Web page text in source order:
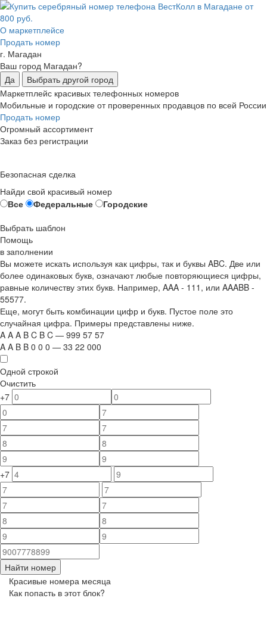
О маркетплейсе
Продать номер
г. Магадан
Ваш город Магадан?
Да
Выбрать другой город
Маркетплейс красивых телефонных номеров
Мобильные и городские от проверенных продавцов по всей России
Продать номер
Огромный ассортимент
Заказ без регистрации
Безопасная сделка
Найди свой красивый номер
Все
Федеральные
Городские
Выбрать шаблон
Помощь
в заполнении
Вы можете искать используя как цифры, так и буквы ABC. Две или
более одинаковых букв, означают любые повторяющиеся цифры,
равные количеству этих букв. Например, AAA - 111 , или AAABB -
55577.
Еще, могут быть комбинации цифр и букв. Пустое поле это
случайная цифра. Примеры представлены ниже.
A A A B C B C — 999 57 57
A A B B 0 0 0 — 33 22 000
Одной строкой
Очистить
+7
+7
Найти номер
Красивые номера месяца
Как попасть в этот блок?